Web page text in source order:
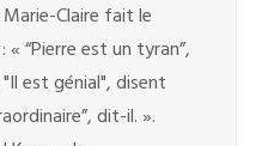
Claire fait le
“Pierre est un tyran”,
est génial", disent
dit-il. ».